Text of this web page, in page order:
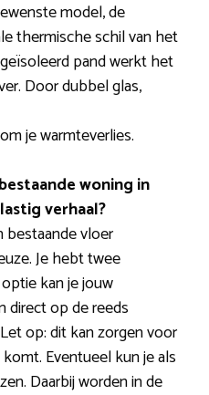
model, de
thermische schil van het
pand werkt het
Door dubbel glas,
je warmteverlies.
woning in
verhaal?
bestaande vloer
Je hebt twee
kan je jouw
direct op de reeds
op: dit kan zorgen voor
Eventueel kun je als
Daarbij worden in de